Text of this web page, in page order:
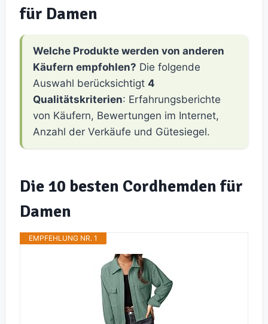
für Damen
Welche Produkte werden von anderen
Käufern empfohlen? Die folgende
Auswahl berücksichtigt 4
Qualitätskriterien: Erfahrungsberichte
von Käufern, Bewertungen im Internet,
Anzahl der Verkäufe und Gütesiegel.
Die 10 besten Cordhemden für
Damen
EMPFEHLUNG NR. 1